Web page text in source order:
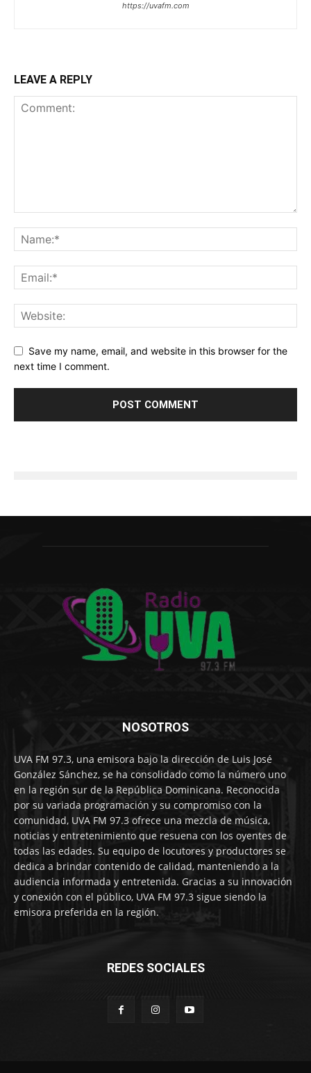
https://uvafm.com
LEAVE A REPLY
Save my name, email, and website in this browser for the
next time I comment.
NOSOTROS
UVA FM 97.3, una emisora bajo la dirección de Luis José
González Sánchez, se ha consolidado como la número uno
en la región sur de la República Dominicana. Reconocida
por su variada programación y su compromiso con la
comunidad, UVA FM 97.3 ofrece una mezcla de música,
noticias y entretenimiento que resuena con los oyentes de
todas las edades. Su equipo de locutores y productores se
dedica a brindar contenido de calidad, manteniendo a la
audiencia informada y entretenida. Gracias a su innovación
y conexión con el público, UVA FM 97.3 sigue siendo la
emisora preferida en la región.
REDES SOCIALES